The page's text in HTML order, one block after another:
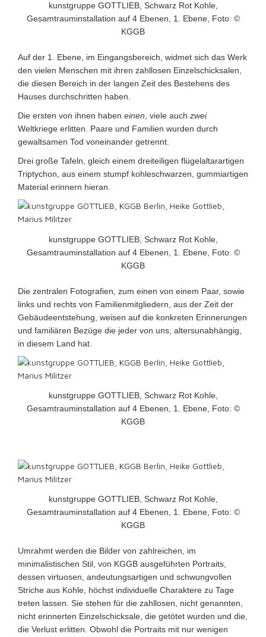
kunstgruppe GOTTLIEB, Schwarz Rot Kohle,
Gesamtrauminstallation auf 4 Ebenen, 1. Ebene, Foto: ©
KGGB
Auf der 1. Ebene, im Eingangsbereich, widmet sich das Werk
den vielen Menschen mit ihren zahllosen Einzelschicksalen,
die diesen Bereich in der langen Zeit des Bestehens des
Hauses durchschritten haben.
Die ersten von ihnen haben einen, viele auch zwei
Weltkriege erlitten. Paare und Familien wurden durch
gewaltsamen Tod voneinander getrennt.
Drei große Tafeln, gleich einem dreiteiligen flügelaltarartigen
Triptychon, aus einem stumpf kohleschwarzen, gummiartigen
Material erinnern hieran.
kunstgruppe GOTTLIEB, Schwarz Rot Kohle,
Gesamtrauminstallation auf 4 Ebenen, 1. Ebene, Foto: ©
KGGB
Die zentralen Fotografien, zum einen von einem Paar, sowie
links und rechts von Familienmitgliedern, aus der Zeit der
Gebäudeentstehung, weisen auf die konkreten Erinnerungen
und familiären Bezüge die jeder von uns, altersunabhängig,
in diesem Land hat.
kunstgruppe GOTTLIEB, Schwarz Rot Kohle,
Gesamtrauminstallation auf 4 Ebenen, 1. Ebene, Foto: ©
KGGB
kunstgruppe GOTTLIEB, Schwarz Rot Kohle,
Gesamtrauminstallation auf 4 Ebenen, 1. Ebene, Foto: ©
KGGB
Umrahmt werden die Bilder von zahlreichen, im
minimalistischen Stil, von KGGB ausgeführten Portraits,
dessen virtuosen, andeutungsartigen und schwungvollen
Striche aus Kohle, höchst individuelle Charaktere zu Tage
treten lassen. Sie stehen für die zahllosen, nicht genannten,
nicht erinnerten Einzelschicksale, die getötet wurden und die,
die Verlust erlitten. Obwohl die Portraits mit nur wenigen